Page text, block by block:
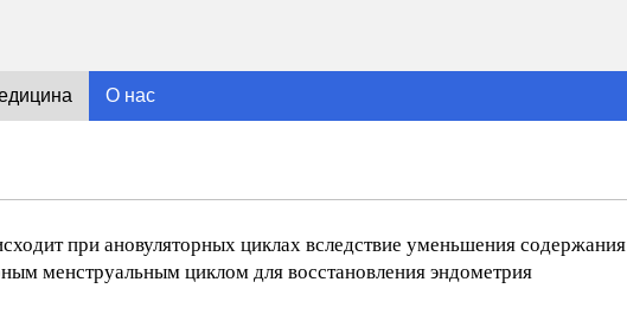
О нас
при ановуляторных циклах вследствие уменьшения содержания
менструальным циклом для восстановления эндометрия